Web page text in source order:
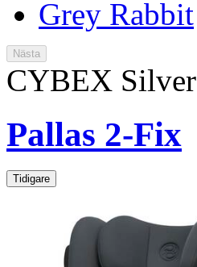
Grey Rabbit
Nästa
CYBEX Silver
Pallas 2-Fix
Tidigare